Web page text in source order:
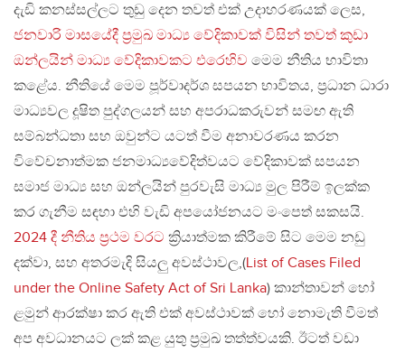
දැඩි කනස්සල්ලට තුඩු දෙන තවත් එක් උදාහරණයක් ලෙස,
ජනවාරි මාසයේදී ප්‍රමුඛ මාධ්‍ය වේදිකාවක් විසින් තවත් කුඩා
ඔන්ලයින් මාධ්‍ය වේදිකාවකට එරෙහිව මෙම නීතිය භාවිතා
කළේය. නීතියේ මෙම පූර්වාදර්ශ සපයන භාවිතය, ප්‍රධාන ධාරා
මාධ්‍යවල දූෂිත පුද්ගලයන් සහ අපරාධකරුවන් සමඟ ඇති
සම්බන්ධතා සහ ඔවුන්ට යටත් වීම අනාවරණය කරන
විවේචනාත්මක ජනමාධ්‍යවේදිත්වයට වේදිකාවක් සපයන
සමාජ මාධ්‍ය සහ ඔන්ලයින් පුරවැසි මාධ්‍ය මුල පිරීම් ඉලක්ක
කර ගැනීම සඳහා එහි වැඩි අපයෝජනයට මංපෙත් සකසයි.
2024 දී නීතිය ප්‍රථම වරට ක්‍රියාත්මක කිරීමේ සිට මෙම නඩු
දක්වා, සහ අතරමැදි සියලු අවස්ථාවල,(List of Cases Filed
under the Online Safety Act of Sri Lanka) කාන්තාවන් හෝ
ළමුන් ආරක්ෂා කර ඇති එක් අවස්ථාවක් හෝ නොමැති වීමත්
අප අවධානයට ලක් කළ යුතු ප්‍රමුඛ තත්ත්වයකි. ඊටත් වඩා